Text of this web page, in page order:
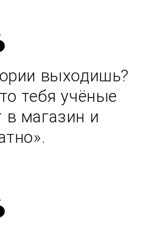
выходишь?
тебя учёные
магазин и